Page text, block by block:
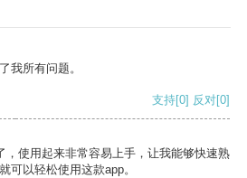
我所有问题。
支持[0] 反对[0]
，使用起来非常容易上手，让我能够快速熟
可以轻松使用这款app。